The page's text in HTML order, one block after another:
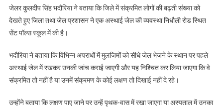
जेलर कुलदीप सिंह भदौरिया ने बताया कि जिले में संक्रमित लोगों की बढ़ती संख्या को
देखते हुए जिला तथा जेल प्रशासन ने एक अस्थाई जेल की व्यवस्था निधौली रोड स्थित
सेंट पॉल्स स्कूल में की है।
भदौरिया ने बताया कि विभिन्न अपराधों में मुलजिमों को सीधे जेल भेजने के स्थान पर पहले
अस्थाई जेल में रखकर उनकी जांच कराई जाएगी और यह निश्चित कर लिया जाएगा कि वे
संक्रमित तो नहीं है या उनमें संक्रमण के कोई लक्षण तो दिखाई नहीं दे रहे।
उन्होंने बताया कि लक्षण पाए जाने पर उन्हें पृथक-वास में रखा जाएगा या अस्पताल में उनका